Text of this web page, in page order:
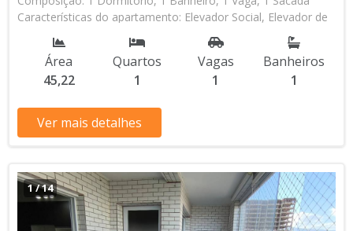
Características do apartamento: Elevador Social, Elevador de
Serviço, Acessibilidade, Interfone, Piscina, Sauna, Salão de
Jogos, Salão de Festas, Espaço Kids, Espaço Gourmet,
Academia, Churrasqueira Aceita Financiamento Bancário * Os
valores e disponibilidade podem ser alterados sem prévio
Área
45,22
Quartos
1
Vagas
1
Banheiros
1
Ver mais detalhes
1/14